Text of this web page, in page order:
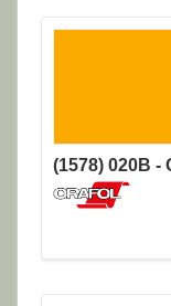
(1578) 020B -